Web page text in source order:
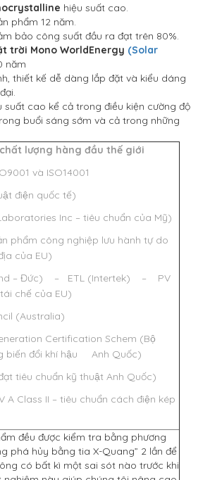
hiệu suất cao.
phẩm 12 năm.
bảo công suất đầu ra đạt trên 80%.
trời Mono WorldEnergy (Solar
năm
thiết kế dễ dàng lắp đặt và kiểu dáng
suất cao kể cả trong điều kiện cường độ
buổi sáng sớm và cả trong những
lượng hàng đầu thế giới
và ISO14001
điện quốc tế)
Inc – tiêu chuẩn của Mỹ)
phẩm công nghiệp lưu hành tự do
của EU)
– Đức) – ETL (Intertek) – PV
chế của EU)
(Australia)
Certification Schem (Bộ
biến đổi khí hậu Anh Quốc)
tiêu chuẩn kỹ thuật Anh Quốc)
A Class II – tiêu chuẩn cách điện kép
đều được kiểm tra bằng phương
phá hủy bằng tia X-Quang” 2 lần để
có bất kì một sai sót nào trước khi